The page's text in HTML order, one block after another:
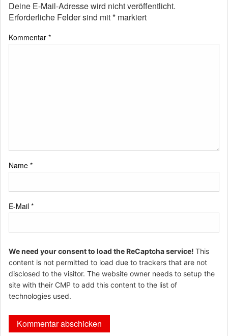
Deine E-Mail-Adresse wird nicht veröffentlicht.
Erforderliche Felder sind mit* markiert
Kommentar *
Name *
E-Mail *
We need your consent to load the ReCaptcha service! This
content is not permitted to load due to trackers that are not
disclosed to the visitor. The website owner needs to setup the
site with their CMP to add this content to the list of
technologies used.